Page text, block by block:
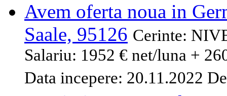
Avem oferta noua in
Saale, 95126 Cerinte:
Salariu: 1952 € net/luna +
Data incepere: 20.11.2022